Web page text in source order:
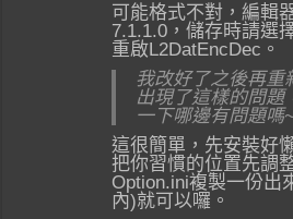
可能格式不對，編輯
7.1.1.0，儲存時請選
重啟L2DatEncDec。
我改好了之後再重
出現了這樣的問題
一下哪邊有問題嗎
這很簡單，先安裝好
把你習慣的位置先調
Option.ini複製一份出
內)就可以囉。